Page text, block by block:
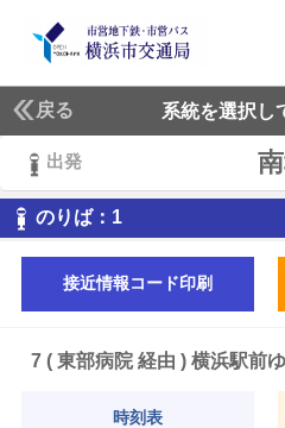
戻る 系統を選択し
出発
のりば： 1
接近情報コード印刷
7 ( 東部病院 経由 ) 横浜駅前
時刻表